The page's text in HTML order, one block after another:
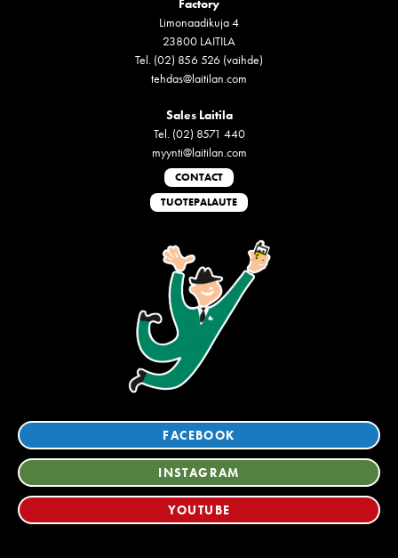
Factory
Limonaadikuja 4
23800 LAITILA
Tel. (02) 856 526 (vaihde)
tehdas@laitilan.com
Sales Laitila
Tel. (02) 8571 440
myynti@laitilan.com
CONTACT
TUOTEPALAUTE
FACEBOOK
INSTAGRAM
YOUTUBE